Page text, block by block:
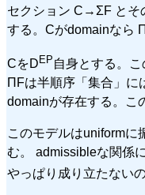
セクション C→ΣF とそ
する。Cがdomainなら
CをD EP 自身とする。
ΠFは半順序「集合」に
domainが存在する。こ
このモデルはuniformに
む。 admissibleな関係
やっぱり成り立たない